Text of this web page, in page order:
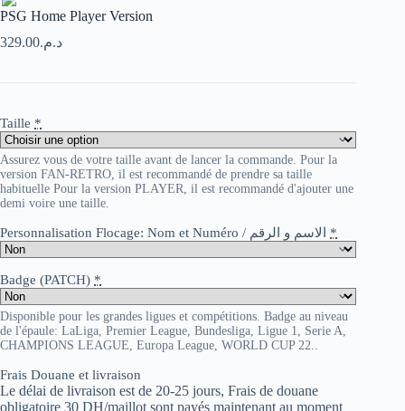
PSG Home Player Version
د.م.329.00
Taille *
Assurez vous de votre taille avant de lancer la commande. Pour la
version FAN-RETRO, il est recommandé de prendre sa taille
habituelle Pour la version PLAYER, il est recommandé d'ajouter une
demi voire une taille.
Personnalisation Flocage: Nom et Numéro / الاسم و الرقم *
Badge (PATCH) *
Disponible pour les grandes ligues et compétitions. Badge au niveau
de l'épaule: LaLiga, Premier League, Bundesliga, Ligue 1, Serie A,
CHAMPIONS LEAGUE, Europa League, WORLD CUP 22..
Frais Douane et livraison
Le délai de livraison est de 20-25 jours, Frais de douane
obligatoire 30 DH/maillot sont payés maintenant au moment